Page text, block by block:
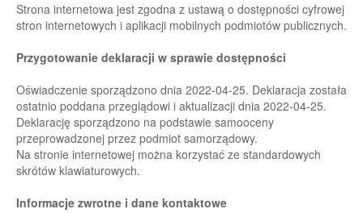
Strona internetowa jest zgodna z ustawą o dostępności cyfrowej
stron internetowych i aplikacji mobilnych podmiotów publicznych.
Przygotowanie deklaracji w sprawie dostępności
Oświadczenie sporządzono dnia 2022-04-25. Deklaracja została
ostatnio poddana przeglądowi i aktualizacji dnia 2022-04-25.
Deklarację sporządzono na podstawie samooceny
przeprowadzonej przez podmiot samorządowy.
Na stronie internetowej można korzystać ze standardowych
skrótów klawiaturowych.
Informacje zwrotne i dane kontaktowe